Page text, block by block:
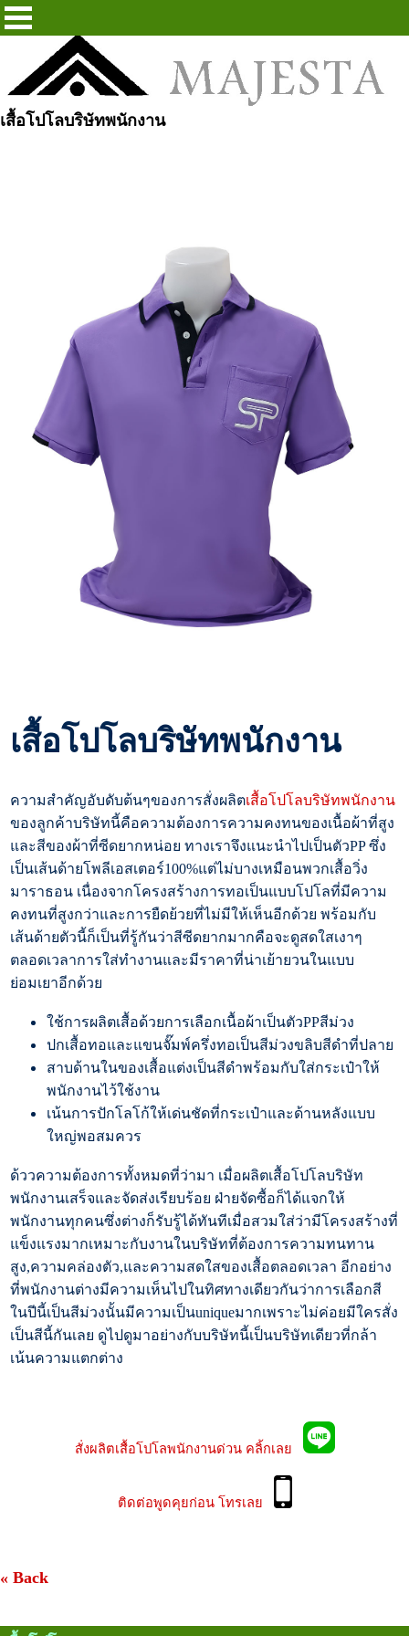
เสื้อโปโลบริษัทพนักงาน
เสื้อโปโลบริษัทพนักงาน
ความสำคัญอับดับต้นๆของการสั่งผลิตเสื้อโปโลบริษัทพนักงาน
ของลูกค้าบริษัทนี้คือความต้องการความคงทนของเนื้อผ้าที่สูง
และสีของผ้าที่ซีดยากหน่อย ทางเราจึงแนะนำไปเป็นตัวPP ซึ่ง
เป็นเส้นด้ายโพลีเอสเตอร์100%แต่ไม่บางเหมือนพวกเสื้อวิ่ง
มาราธอน เนื่องจากโครงสร้างการทอเป็นแบบโปโลที่มีความ
คงทนที่สูงกว่าและการยืดย้วยที่ไม่มีให้เห็นอีกด้วย พร้อมกับ
เส้นด้ายตัวนี้ก็เป็นที่รู้กันว่าสีซีดยากมากคือจะดูสดใสเงาๆ
ตลอดเวลาการใส่ทำงานและมีราคาที่น่าเย้ายวนในแบบ
ย่อมเยาอีกด้วย
ใช้การผลิตเสื้อด้วยการเลือกเนื้อผ้าเป็นตัวPPสีม่วง
ปกเสื้อทอและแขนจั๊มพ์ครึ่งทอเป็นสีม่วงขลิบสีดำที่ปลาย
สาบด้านในของเสื้อแต่งเป็นสีดำพร้อมกับใส่กระเป๋าให้
พนักงานไว้ใช้งาน
เน้นการปักโลโก้ให้เด่นชัดที่กระเป๋าและด้านหลังแบบ
ใหญ่พอสมควร
ด้ววความต้องการทั้งหมดที่ว่ามา เมื่อผลิตเสื้อโปโลบริษัท
พนักงานเสร็จและจัดส่งเรียบร้อย ฝ่ายจัดซื้อก็ได้แจกให้
พนักงานทุกคนซึ่งต่างก็รับรู้ได้ทันทีเมื่อสวมใส่ว่ามีโครงสร้างที่
แข็งแรงมากเหมาะกับงานในบริษัทที่ต้องการความทนทาน
สูง,ความคล่องตัว,และความสดใสของเสื้อตลอดเวลา อีกอย่าง
ที่พนักงานต่างมีความเห็นไปในทิศทางเดียวกันว่าการเลือกสี
ในปีนี้เป็นสีม่วงนั้นมีความเป็นuniqueมากเพราะไม่ค่อยมีใครสั่ง
เป็นสีนี้กันเลย ดูไปดูมาอย่างกับบริษัทนี้เป็นบริษัทเดียวที่กล้า
เน้นความแตกต่าง
สั่งผลิตเสื้อโปโลพนักงานด่วน คลิ้กเลย
ติดต่อพูดคุยก่อน โทรเลย
« Back